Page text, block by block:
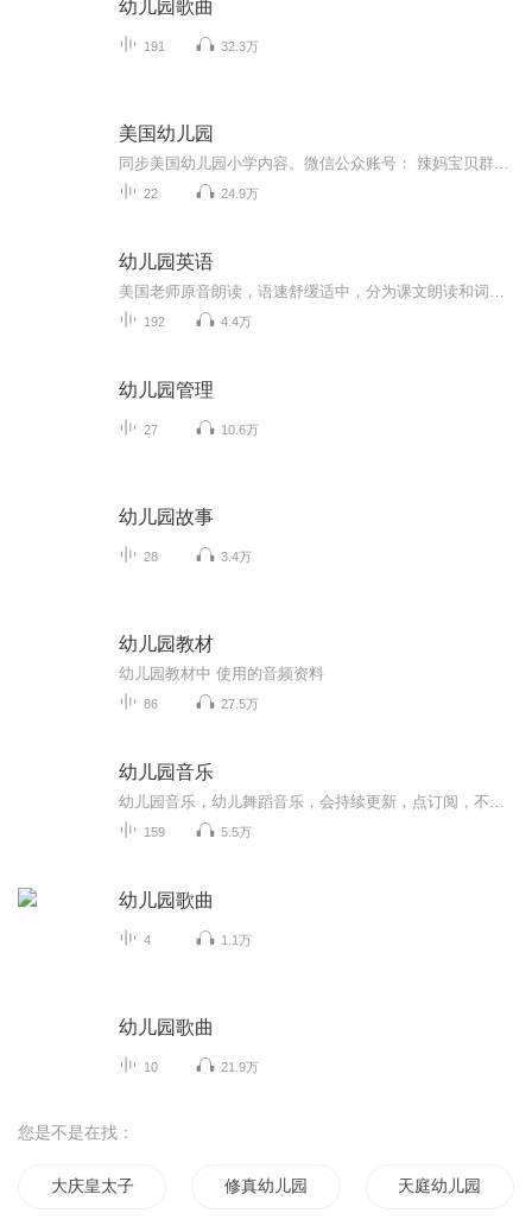
幼儿园歌曲
191 32.3万
美国幼儿园
22 24.9万
幼儿园英语
192 4.4万
幼儿园管理
27 10.6万
幼儿园故事
28 3.4万
幼儿园教材
幼儿园教材中 使用的音频资料
86 27.5万
幼儿园音乐
159 5.5万
幼儿园歌曲
4 1.1万
幼儿园歌曲
10 21.9万
您是不是在找：
大庆皇太子 修真幼儿园 天庭幼儿园